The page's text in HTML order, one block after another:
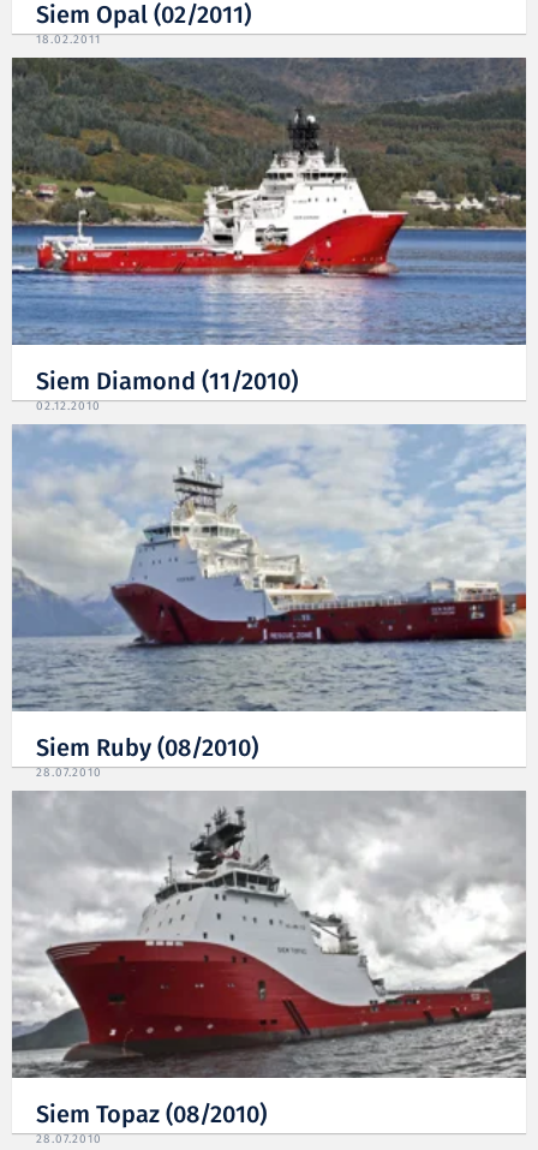
Siem Opal (02/2011)
18.02.2011
Siem Diamond (11/2010)
02.12.2010
Siem Ruby (08/2010)
28.07.2010
Siem Topaz (08/2010)
28.07.2010